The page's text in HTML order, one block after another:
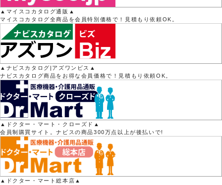
▲マイスコカタログ通販▲
マイスコカタログ全商品を会員特別価格で！見積もり依頼OK。
▲ナビスカタログ|アズワンビス▲
ナビスカタログ商品をお得な会員価格で！見積もり依頼OK。
▲ドクター・マート・クローズド▲
会員制購買サイト。ナビスの商品300万点以上が後払いで!
▲ドクター・マート総本店▲